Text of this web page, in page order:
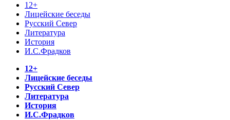
12+
Лицейские беседы
Русский Север
Литература
История
И.С.Фрадков
12+
Лицейские беседы
Русский Север
Литература
История
И.С.Фрадков